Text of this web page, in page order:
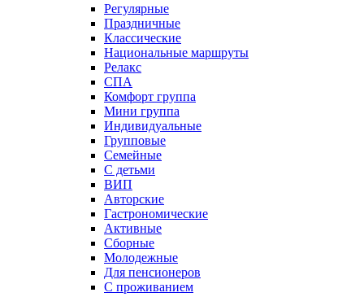
Регулярные
Праздничные
Классические
Национальные маршруты
Релакс
СПА
Комфорт группа
Мини группа
Индивидуальные
Групповые
Семейные
С детьми
ВИП
Авторские
Гастрономические
Активные
Сборные
Молодежные
Для пенсионеров
С проживанием